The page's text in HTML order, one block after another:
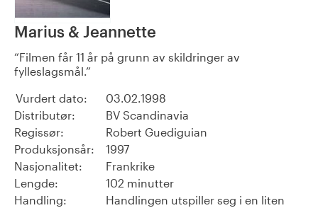
Marius & Jeannette
Filmen får 11 år på grunn av skildringer av
fylleslagsmål.
Vurdert dato:
03.02.1998
Distributør:
BV Scandinavia
Regissør:
Robert Guediguian
Produksjonsår:
1997
Nasjonalitet:
Frankrike
Lengde:
102 minutter
Handling:
Handlingen utspiller seg i en liten